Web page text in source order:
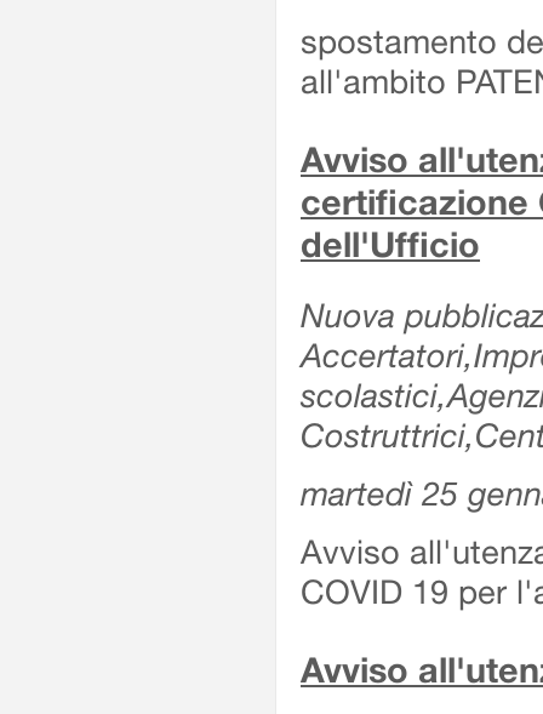
spostamento
all'ambito
Avviso
certificazione
dell'Ufficio
Nuova
martedì 25
Avviso
COVID 19 per
Avviso